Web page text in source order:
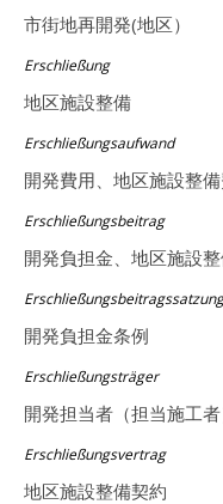
市街地再開発(地区）
Erschließung
地区施設整備
Erschließungsaufwand
開発費用、地区施設整
Erschließungsbeitrag
開発負担金、地区施設
Erschließungsbeitragssatzung
開発負担金条例
Erschließungsträger
開発担当者（担当施工
Erschließungsvertrag
地区施設整備契約